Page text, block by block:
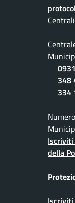
348
334
della